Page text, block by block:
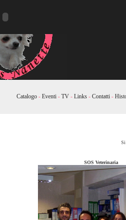
Catalogo- Eventi- TV- Links- Contatti-
Si
SOS Veterinaria